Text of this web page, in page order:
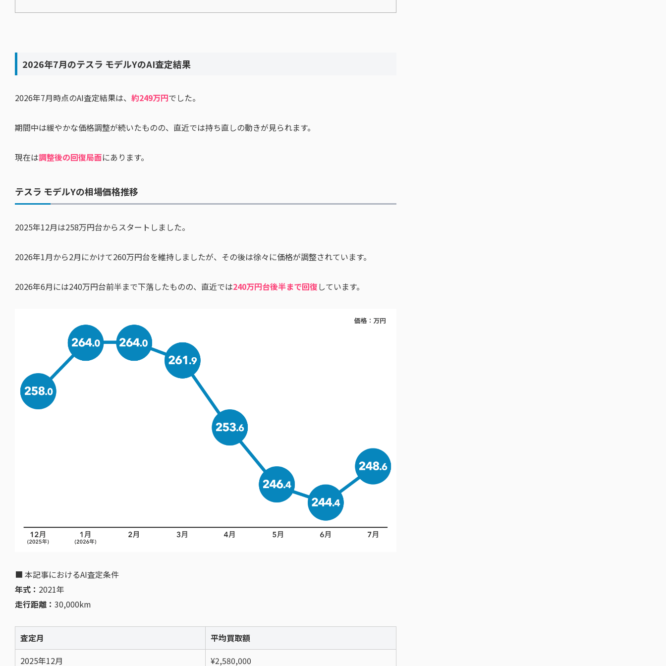
2026年7月のテスラ モデルYのAI査定結果
2026年7月時点のAI査定結果は、 約249万円でした。
期間中は緩やかな価格調整が続いたものの、直近では持ち直しの動きが見られます。
現在は調整後の回復局面にあります。
テスラ モデルYの相場価格推移
2025年12月は258万円台からスタートしました。
2026年1月から2月にかけて260万円台を維持しましたが、その後は徐々に価格が調整されています。
2026年6月には240万円台前半まで下落したものの、直近では240万円台後半まで回復しています。
■ 本記事におけるAI査定条件
年式： 2021年
走行距離： 30,000km
査定月
平均買取額
2025年12月
¥2,580,000